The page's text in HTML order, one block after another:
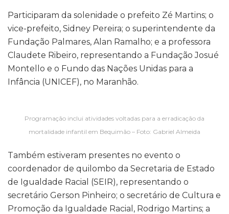
Participaram da solenidade o prefeito Zé Martins; o
vice-prefeito, Sidney Pereira; o superintendente da
Fundação Palmares, Alan Ramalho; e a professora
Claudete Ribeiro, representando a Fundação Josué
Montello e o Fundo das Nações Unidas para a
Infância (UNICEF), no Maranhão.
Programação inclui atividades voltadas para a erradicação da
mortalidade infantil em Bequimão – Foto: Gabriel Almeida
Também estiveram presentes no evento o
coordenador de quilombo da Secretaria de Estado
de Igualdade Racial (SEIR), representando o
secretário Gerson Pinheiro; o secretário de Cultura e
Promoção da Igualdade Racial, Rodrigo Martins; a